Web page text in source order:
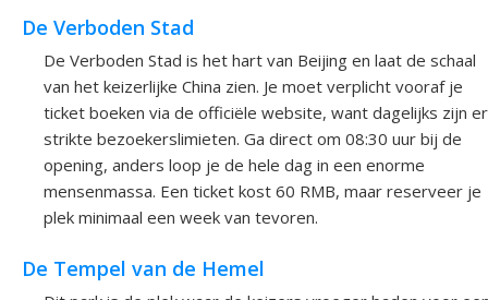
De Verboden Stad
De Verboden Stad is het hart van Beijing en laat de schaal
van het keizerlijke China zien. Je moet verplicht vooraf je
ticket boeken via de officiële website, want dagelijks zijn er
strikte bezoekerslimieten. Ga direct om 08:30 uur bij de
opening, anders loop je de hele dag in een enorme
mensenmassa. Een ticket kost 60 RMB, maar reserveer je
plek minimaal een week van tevoren.
De Tempel van de Hemel